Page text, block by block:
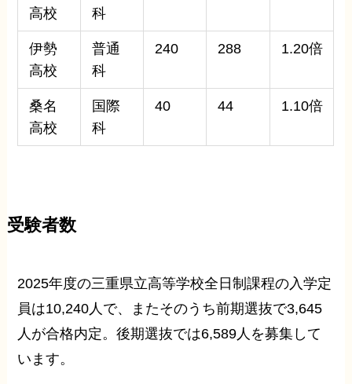
高校
科
伊勢
高校
普通
科
240 288 1.20倍
桑名
高校
国際
科
40 44 1.10倍
受験者数
2025年度の三重県立高等学校全日制課程の入学定
員は10,240人で、またそのうち前期選抜で3,645
人が合格内定。後期選抜では6,589人を募集して
います。